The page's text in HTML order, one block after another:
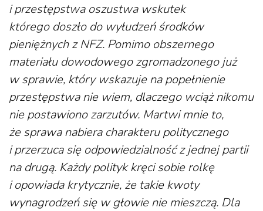
i przestępstwa oszustwa wskutek
którego doszło do wyłudzeń środków
pieniężnych z NFZ. Pomimo obszernego
materiału dowodowego zgromadzonego już
w sprawie, który wskazuje na popełnienie
przestępstwa nie wiem, dlaczego wciąż nikomu
nie postawiono zarzutów. Martwi mnie to,
że sprawa nabiera charakteru politycznego
i przerzuca się odpowiedzialność z jednej partii
na drugą. Każdy polityk kręci sobie rolkę
i opowiada krytycznie, że takie kwoty
wynagrodzeń się w głowie nie mieszczą. Dla